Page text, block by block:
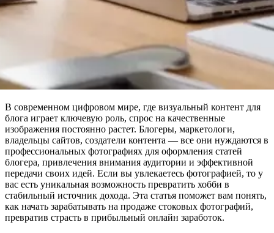
В современном цифровом мире, где визуальный контент для
блога играет ключевую роль, спрос на качественные
изображения постоянно растет. Блогеры, маркетологи,
владельцы сайтов, создатели контента — все они нуждаются в
профессиональных фотографиях для оформления статей
блогера, привлечения внимания аудитории и эффективной
передачи своих идей. Если вы увлекаетесь фотографией, то у
вас есть уникальная возможность превратить хобби в
стабильный источник дохода. Эта статья поможет вам понять,
как начать зарабатывать на продаже стоковых фотографий,
превратив страсть в прибыльный онлайн заработок.